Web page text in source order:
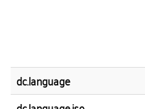
dc.language